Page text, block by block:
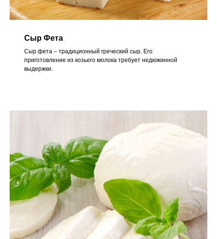
Cыр Фета
Сыр фета – традиционный греческий сыр. Его
приготовление из козьего молока требует недюжинной
выдержки.